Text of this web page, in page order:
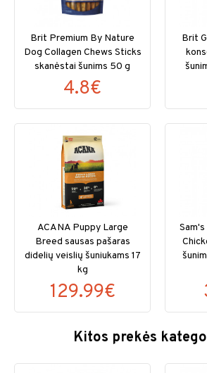
Brit Premium By Nature
Dog Collagen Chews Sticks
skanėstai šunims 50 g
4.8€
Brit
ACANA Puppy Large
Breed sausas pašaras
didelių veislių šuniukams 17
kg
129.99€
Kitos prekės